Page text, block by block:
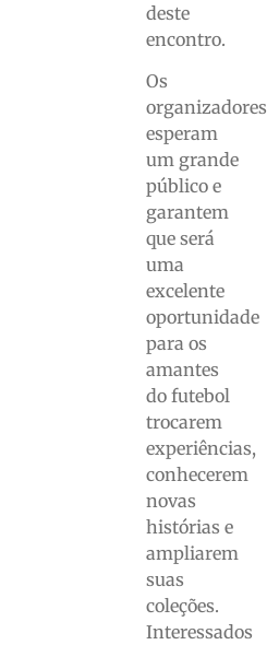
deste
encontro.
Os
organizadores
esperam
um grande
público e
garantem
que será
uma
excelente
oportunidade
para os
amantes
do futebol
trocarem
experiências,
conhecerem
novas
histórias e
ampliarem
suas
coleções.
Interessados